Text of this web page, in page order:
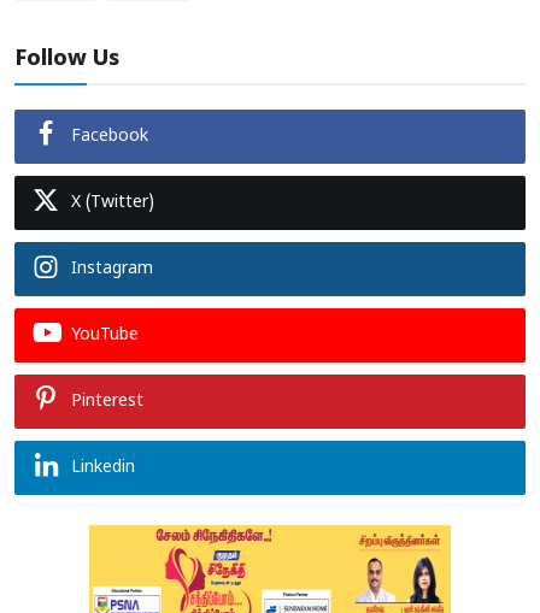
Follow Us
Facebook
X (Twitter)
Instagram
YouTube
Pinterest
Linkedin